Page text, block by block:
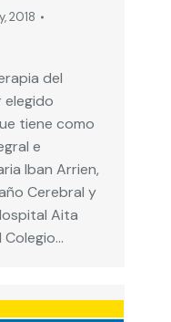
2018
del
elegido
tiene como
e
Iban Arrien,
Cerebral y
Aita
Colegio…